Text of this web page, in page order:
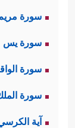
سورة
سورة يس
سورة
سورة
آية